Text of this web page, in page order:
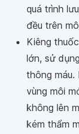
quá trình
đều trên
Kiêng
lớn, sử
thông
vùng môi
không lên
kém thẩm